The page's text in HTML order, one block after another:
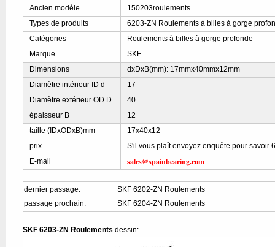
Ancien modèle
150203roulements
Types de produits
6203-ZN Roulements à billes à gorge
Catégories
Roulements à billes à gorge profonde
Marque
SKF
Dimensions
dxDxB(mm): 17mmx40mmx12mm
Diamètre intérieur ID d
17
Diamètre extérieur OD D
40
épaisseur B
12
taille (IDxODxB)mm
17x40x12
prix
S'il vous plaît envoyez enquête pour savoir
E-mail
sales@spainbearing.com
dernier passage:
SKF 6202-ZN Roulements
passage prochain:
SKF 6204-ZN Roulements
SKF 6203-ZN Roulements dessin: